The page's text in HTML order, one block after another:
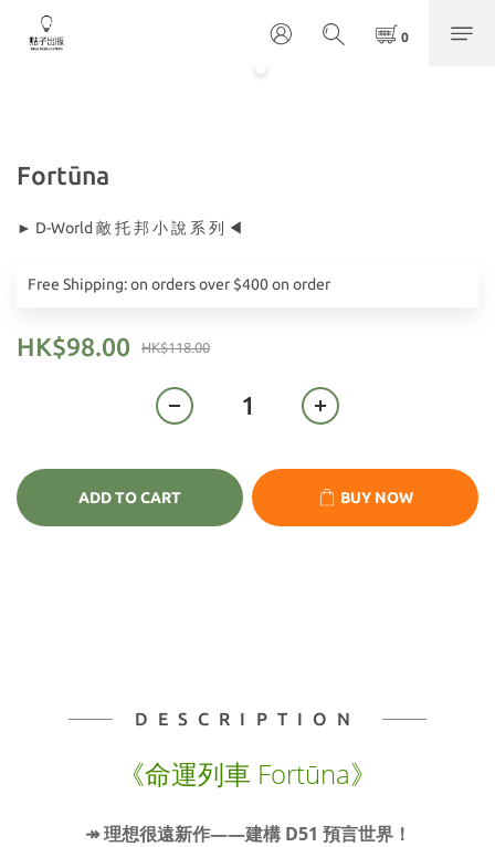
Fortūna
► D-World 敵 托 邦 小 說 系 列 ◀
Free Shipping: on orders over $400 on order
HK$118.00
HK$98.00
ADD TO CART BUY NOW
DESCRIPTION
《命運列車 Fortūna》
↠ 理想很遠新作——建構 D51 預言世界！